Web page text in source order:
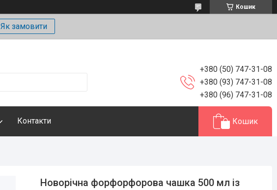
Кошик
Як замовити
+380 (50) 747-31-08
+380 (93) 747-31-08
+380 (96) 747-31-08
Контакти Кошик
Новорічна форфорфорова чашка 500 мл із